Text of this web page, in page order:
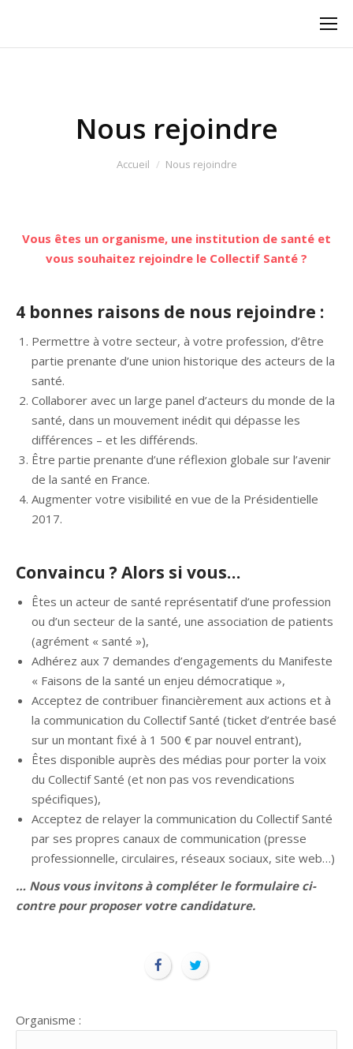
Nous rejoindre
Accueil Nous rejoindre
Vous êtes un organisme, une institution de santé et
vous souhaitez rejoindre le Collectif Santé ?
4 bonnes raisons de nous rejoindre :
Permettre à votre secteur, à votre profession, d’être
partie prenante d’une union historique des acteurs de la
santé.
Collaborer avec un large panel d’acteurs du monde de la
santé, dans un mouvement inédit qui dépasse les
différences – et les différends.
Être partie prenante d’une réflexion globale sur l’avenir
de la santé en France.
Augmenter votre visibilité en vue de la Présidentielle
2017.
Convaincu ? Alors si vous…
Êtes un acteur de santé représentatif d’une profession
ou d’un secteur de la santé, une association de patients
(agrément « santé »),
Adhérez aux 7 demandes d’engagements du Manifeste
« Faisons de la santé un enjeu démocratique »,
Acceptez de contribuer financièrement aux actions et à
la communication du Collectif Santé (ticket d’entrée basé
sur un montant fixé à 1 500 € par nouvel entrant),
Êtes disponible auprès des médias pour porter la voix
du Collectif Santé (et non pas vos revendications
spécifiques),
Acceptez de relayer la communication du Collectif Santé
par ses propres canaux de communication (presse
professionnelle, circulaires, réseaux sociaux, site web…)
… Nous vous invitons à compléter le formulaire ci-
contre pour proposer votre candidature.
Organisme :